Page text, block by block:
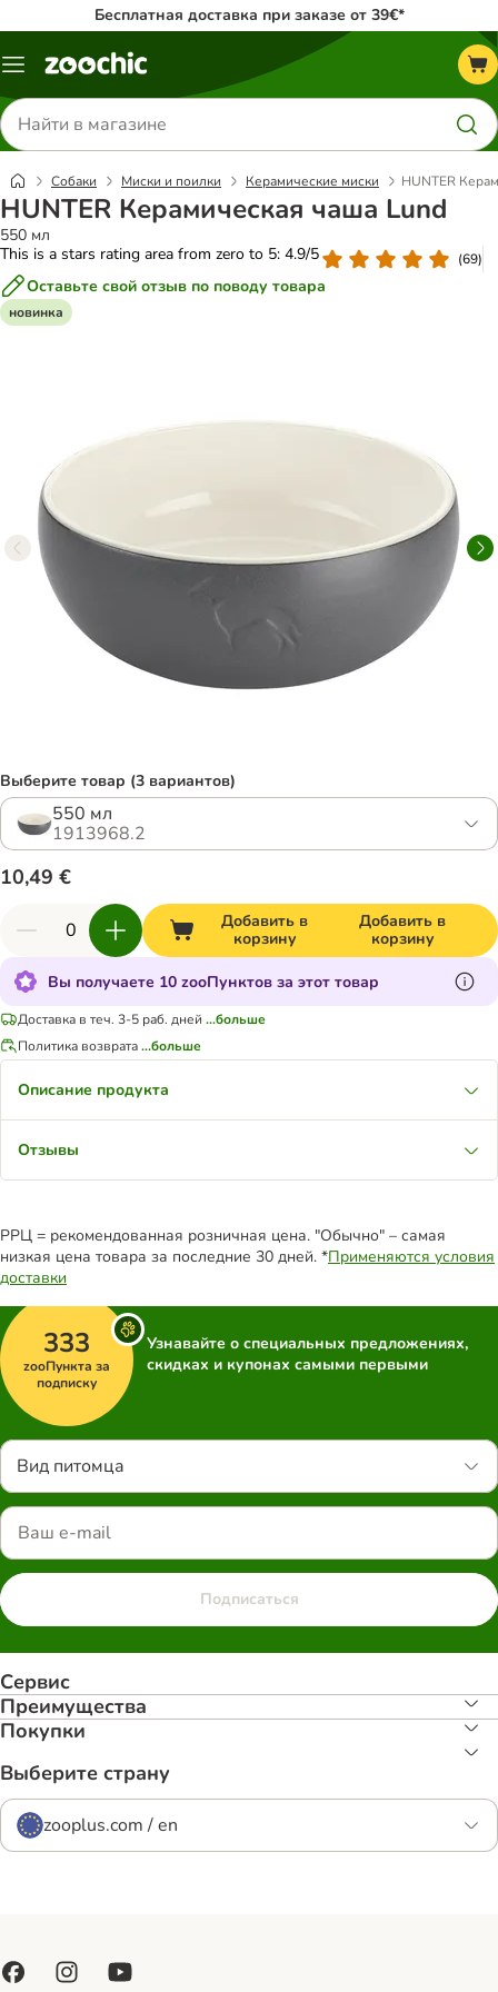
Бесплатная доставка при заказе от 39€*
Каталог
Поиск
товаров
Собаки Миски и поилки Керамические миски HUNTER
HUNTER Керамическая чаша Lund
550 мл
This is a stars rating area from zero to 5: 4.9/5
(69)
Оставьте свой отзыв по поводу товара
новинка
Выберите товар (3 вариантов)
550 мл
1913968.2
10,49 €
Добавить в
корзину
Добавить в
корзину
Вы получаете 10 zooПунктов за этот товар
Доставка в теч. 3-5 раб. дней ...больше
Политика возврата...больше
Описание продукта
Отзывы
РРЦ = рекомендованная розничная цена. "Обычно" – самая
низкая цена товара за последние 30 дней. *Применяются условия
доставки
333
zooПункта за
подписку
Узнавайте о специальных предложениях,
скидках и купонах самыми первыми
Вид питомца
Подписаться
Сервис
Преимуществa
Покупки
Выберите страну
zooplus.com / en